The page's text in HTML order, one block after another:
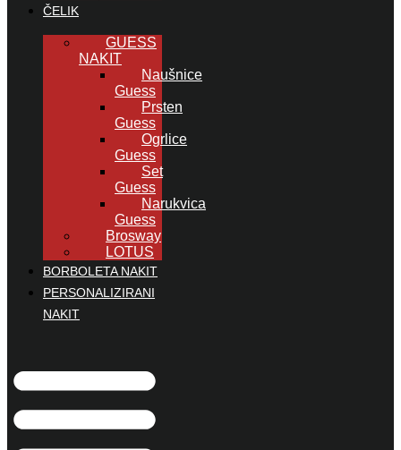
ČELIK
GUESS
NAKIT
Naušnice
Guess
Prsten
Guess
Ogrlice
Guess
Set
Guess
Narukvica
Guess
Brosway
LOTUS
BORBOLETA NAKIT
PERSONALIZIRANI
NAKIT